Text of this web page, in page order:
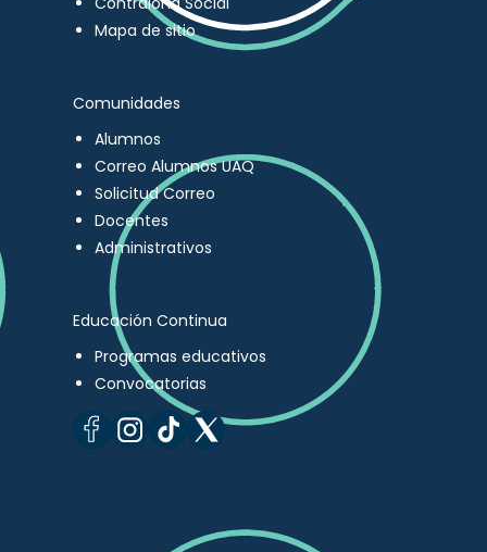
Mapa de sitio
Comunidades
Alumnos
Correo Alumnos UAQ
Solicitud Correo
Docentes
Administrativos
Educación Continua
Programas educativos
Convocatorias